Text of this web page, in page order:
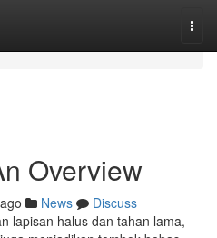
Overview
News
Discuss
lapisan halus dan tahan lama,